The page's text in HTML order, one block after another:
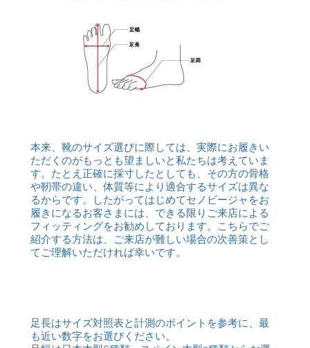
本来、靴のサイズ選びに際しては、実際にお履きい
ただくのがもっとも望ましいと私たちは考えていま
す。たとえ正確に採寸したとしても、その方の骨格
や靭帯の違い、体質等により適合するサイズは異な
るからです。したがってはじめてセノビージャをお
履きになるお客さまには、できる限りご来店による
フィッティングをお勧めしております。こちらでご
紹介する方法は、ご来店が難しい場合の次善策とし
てご理解いただければ幸いです。
足長はサイズ対照表と計測のポイントを参考に、最
も近い数字をお選びください。